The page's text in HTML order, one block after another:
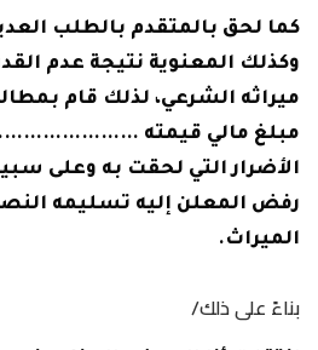
كما لحق بالمتقدم بالطلب
وكذلك المعنوية نتيجة عدم
ميراثه الشرعي، لذلك قام
مبلغ مالي قيمته
الأضرار التي لحقت به وعلى
رفض المعلن إليه تسليمه
الميراث.
بناءً على ذلك/